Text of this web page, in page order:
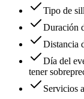
Tipo de
Duración
Distancia
Día del
tener
Servicios